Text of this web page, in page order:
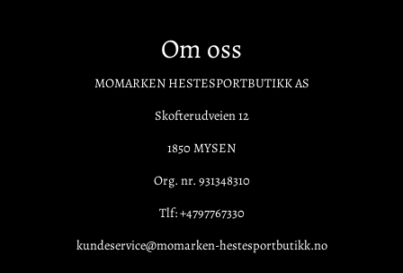
Om oss
MOMARKEN HESTESPORTBUTIKK AS
Skofterudveien 12
1850 MYSEN
Org. nr. 931348310
Tlf:+4797767330
kundeservice@momarken-hestesportbutikk.no